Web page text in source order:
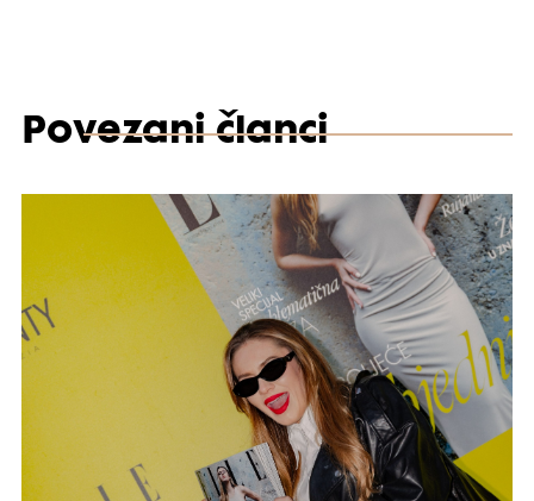
Povezani članci